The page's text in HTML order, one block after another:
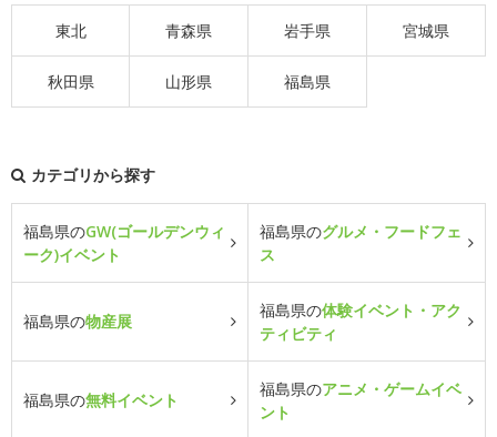
東北 青森県 岩手県 宮城県
秋田県 山形県 福島県
カテゴリから探す
福島県のGW(ゴールデンウィ
ーク)イベント
福島県のグルメ・フードフェ
ス
福島県の物産展
福島県の体験イベント・アク
ティビティ
福島県の無料イベント
福島県のアニメ・ゲームイベ
ント